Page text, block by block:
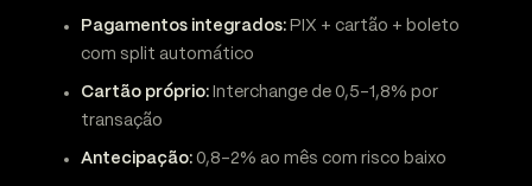
Pagamentos integrados: PIX + cartão + boleto
com split automático
Cartão próprio: Interchange de 0,5-1,8% por
transação
Antecipação: 0,8-2% ao mês com risco baixo